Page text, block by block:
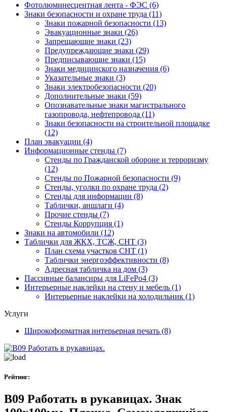
Фотолюминесцентная лента - ФЭС (6)
Знаки безопасности и охране труда (11)
Знаки пожарной безопасности (13)
Эвакуационные знаки (26)
Запрещающие знаки (23)
Предупреждающие знаки (29)
Предписывающие знаки (15)
Знаки медицинского назначения (6)
Указательные знаки (3)
Знаки электробезопасности (20)
Дополнительные знаки (59)
Опознавательные знаки магистрального
газопровода, нефтепровода (11)
Знаки безопасности на строительной площадке
(12)
План эвакуации (4)
Информационные стенды (7)
Стенды по Гражданской обороне и терроризму
(12)
Стенды по Пожарной безопасности (9)
Стенды, уголки по охране труда (2)
Стенды для информации (8)
Таблички, аншлаги (4)
Прочие стенды (7)
Стенды Коррупция (1)
Знаки на автомобили (12)
Таблички для ЖКХ, ТСЖ, СНТ (3)
План схема участков СНТ (1)
Таблички энергоэффективности (8)
Адресная табличка на дом (3)
Пассивные балансиры для LiFePo4 (3)
Интерьерные наклейки на стену и мебель (1)
Интерьерные наклейки на холодильник (1)
Услуги
Широкоформатная интерьерная печать (8)
Рейтинг:
B09 Работать в рукавицах. Знак